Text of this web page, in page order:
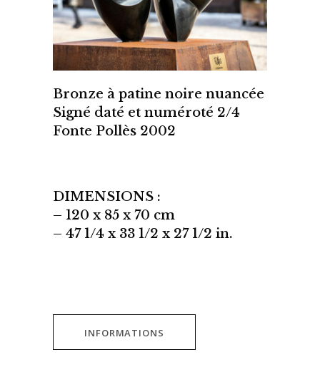
Bronze à patine noire nuancée
Signé daté et numéroté 2/4
Fonte Pollès 2002
DIMENSIONS :
– 120 x 85 x 70 cm
– 47 1/4 x 33 1/2 x 27 1/2 in.
INFORMATIONS